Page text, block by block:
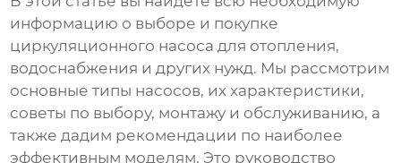
информацию о выборе и покупке
циркуляционного насоса для отопления,
водоснабжения и других нужд. Мы рассмотрим
основные типы насосов, их характеристики,
советы по выбору, монтажу и обслуживанию, а
также дадим рекомендации по наиболее
эффективным моделям. Это руководство